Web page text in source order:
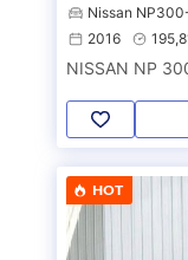
Nissan
2016
HOT